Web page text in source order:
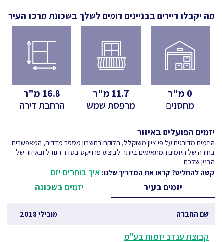
מה יקבלו דיירים בבניינים דומים לשלך בשכונת מרכז העיר
0 מ"ר
מחסנים
11.7 מ"ר
מרפסת שמש
16.8 מ"ר
הרחבת דירה
יזמים הפועלים באיזור
היזמים מדורגים על פי ציון משוקלל, הלוקח בחשבון מספר מדדים, המאפשרים
בחירה של היזמים המתאימים ביותר לביצוע פרוייקט בסדר הגודל ובאיזור של
הבנין שלכם
קשה להחליט? קראו את המדריך שלנו: איך בוחרים יזם
יזמים בעיר
יזמים בשכונה
שם החברה מובילי 2018
קבוצת ענדב יזמות בע"מ